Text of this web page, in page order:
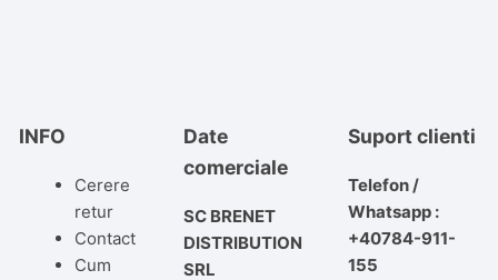
INFO
Cerere
retur
Contact
Cum
Date
comerciale
SC BRENET
DISTRIBUTION
SRL
Suport clienti
Telefon /
Whatsapp :
+40784-911-
155